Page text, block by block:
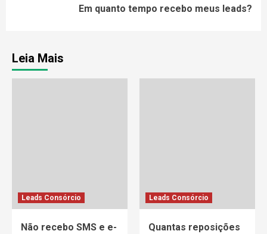
Em quanto tempo recebo meus leads?
Leia Mais
Leads Consórcio
Não recebo SMS e e-
Leads Consórcio
Quantas reposições